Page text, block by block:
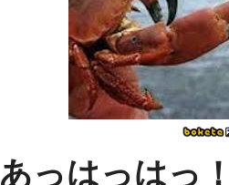
あっはっはっ